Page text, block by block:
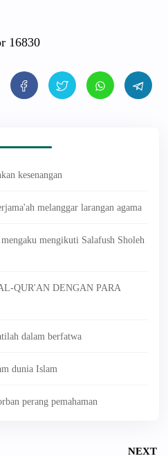
16830
kesenangan
melanggar larangan agama
mengikuti Salafush Sholeh
QUR'AN DENGAN PARA
dalam berfatwa
dunia Islam
perang pemahaman
NEXT